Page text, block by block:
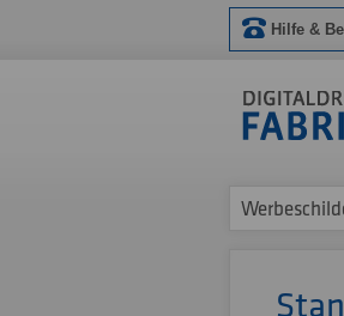
Hilfe &